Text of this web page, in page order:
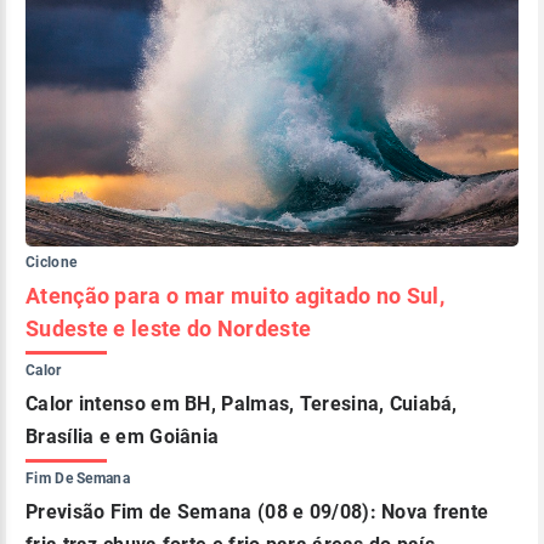
Ciclone
Atenção para o mar muito agitado no Sul,
Sudeste e leste do Nordeste
Calor
Calor intenso em BH, Palmas, Teresina, Cuiabá,
Brasília e em Goiânia
Fim De Semana
Previsão Fim de Semana (08 e 09/08): Nova frente